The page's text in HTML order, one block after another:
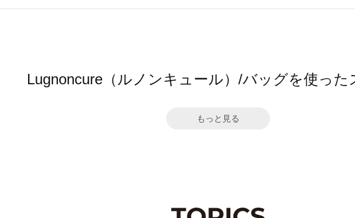
Lugnoncure（ルノンキュール）/バッグを使った
もっと見る